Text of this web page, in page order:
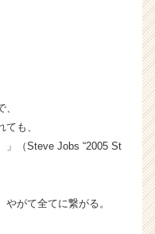
も、
（Steve Jobs “2005 St
がて全てに繋がる。